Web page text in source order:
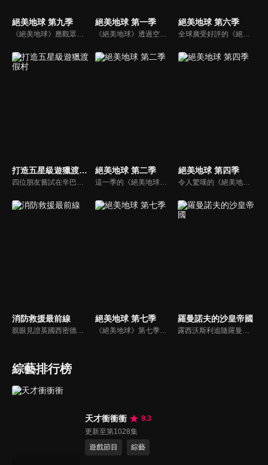
絕美地球 第九季 絕美地球 第一季
《絕美地球》透過空拍提供您截然不同的世界觀，從一萬英尺高空到僅僅離地面幾英尺，空拍攝影機都能捕捉到美麗、驚心動魄的景象，帶您環遊世界各地。
絕美地球 第六季
打造五星級遊獵渡假村
四位朋友嘗試在辛巴威建造一家五星級遊獵度假村，除了這個夢想外，他們沒有任何共同點。在管理野生動物、缺少建築材料和無盡的繁文縟節中，這是他們面臨的最大挑戰。
絕美地球 第二季
這一季的《絕美地球》飛越了世界上最美麗、最引人注目的地方。每集節目都會以獨一無二的視角，呈現大約30個壯觀的景點。
絕美地球 第四季
令人驚嘆的《絕美地球》第四季回歸，收錄了從法國、德國、西班牙、義大利、比利時和瑞士等國家的一萬英尺高空拍攝的壯觀影片，以及美國和英國許多美麗景點的精彩鏡頭。
消防救援最前線
親眼見證英國西密德蘭區各消防機構的工作，他們處理從威脅生命的住宅火災到道路交通事故等各種緊急情況。
絕美地球 第七季
《絕美地球》第七季探索全球各地令人驚嘆的新景觀和壯觀景點，包括義大利迷人的西恩納、美國冰河國家公園和冰島西北部的崎嶇景觀。
羅曼諾夫的沙皇帝國
露西沃斯利追隨羅曼諾夫王朝的足跡，她介紹了彼得大帝、凱薩琳大帝和最後的沙皇尼古拉二世，他們壯觀的宮殿裡隱藏著背叛、醜聞和謀殺。
綜藝排行榜
天才衝衝衝
9.3
更新至第1028集
遊戲節目
綜藝